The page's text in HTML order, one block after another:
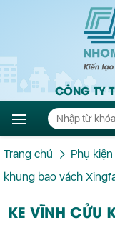
CÔNG TY
Trang chủ Phụ kiện
khung bao vách
KE VĨNH CỬU